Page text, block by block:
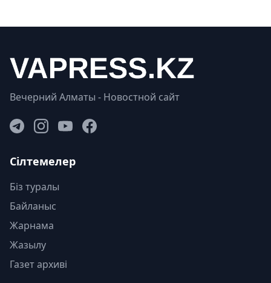
Вечерний Алматы - Новостной сайт
Сілтемелер
Біз туралы
Байланыс
Жарнама
Жазылу
Газет архиві